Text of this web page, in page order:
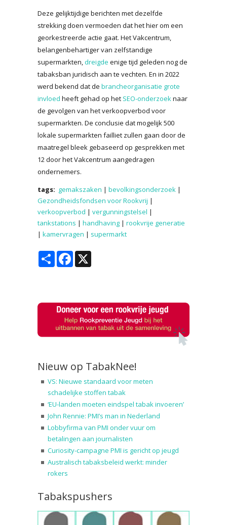
Deze gelijktijdige berichten met dezelfde
strekking doen vermoeden dat het hier om een
georkestreerde actie gaat. Het Vakcentrum,
belangenbehartiger van zelfstandige
supermarkten,dreigde enige tijd geleden nog de
tabaksban juridisch aan te vechten. En in 2022
werd bekend dat de brancheorganisatie grote
invloed heeft gehad op het SEO-onderzoeknaar
de gevolgen van het verkoopverbod voor
supermarkten. De conclusie dat mogelijk 500
lokale supermarkten failliet zullen gaan door de
maatregel bleek gebaseerd op gesprekken met
12 door het Vakcentrum aangedragen
ondernemers.
tags: gemakszaken | bevolkingsonderzoek |
Gezondheidsfondsen voor Rookvrij |
verkoopverbod | vergunningstelsel |
tankstations | handhaving | rookvrije generatie
| kamervragen | supermarkt
Share Facebook
Nieuw op TabakNee!
VS: Nieuwe standaard voor meten
schadelijke stoffen tabak
‘EU-landen moeten eindspel tabak invoeren’
John Rennie: PMI’s man in Nederland
Lobbyfirma van PMI onder vuur om
betalingen aan journalisten
Curiosity-campagne PMI is gericht op jeugd
Australisch tabaksbeleid werkt: minder
rokers
Tabakspushers